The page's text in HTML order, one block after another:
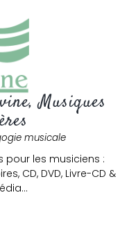
Musiques
musicale
pour les musiciens :
CD, DVD, Livre-CD &